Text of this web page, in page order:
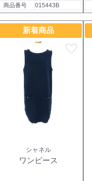
商品番号
015443B
新着商品
favorite
シャネル
ワンピース